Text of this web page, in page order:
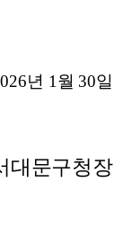
년 1 월 30일
대문구청장